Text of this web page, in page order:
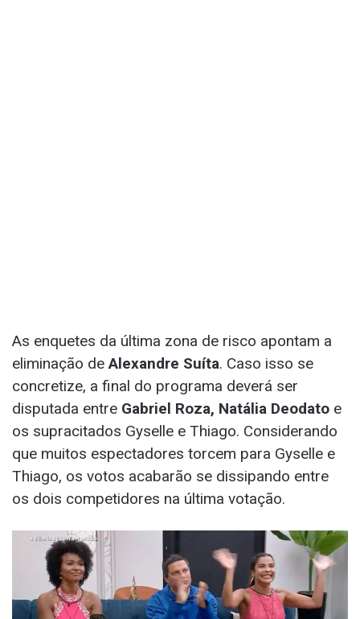
As enquetes da última zona de risco apontam a
eliminação de Alexandre Suíta. Caso isso se
concretize, a final do programa deverá ser
disputada entre Gabriel Roza, Natália Deodato e
os supracitados Gyselle e Thiago. Considerando
que muitos espectadores torcem para Gyselle e
Thiago, os votos acabarão se dissipando entre
os dois competidores na última votação.